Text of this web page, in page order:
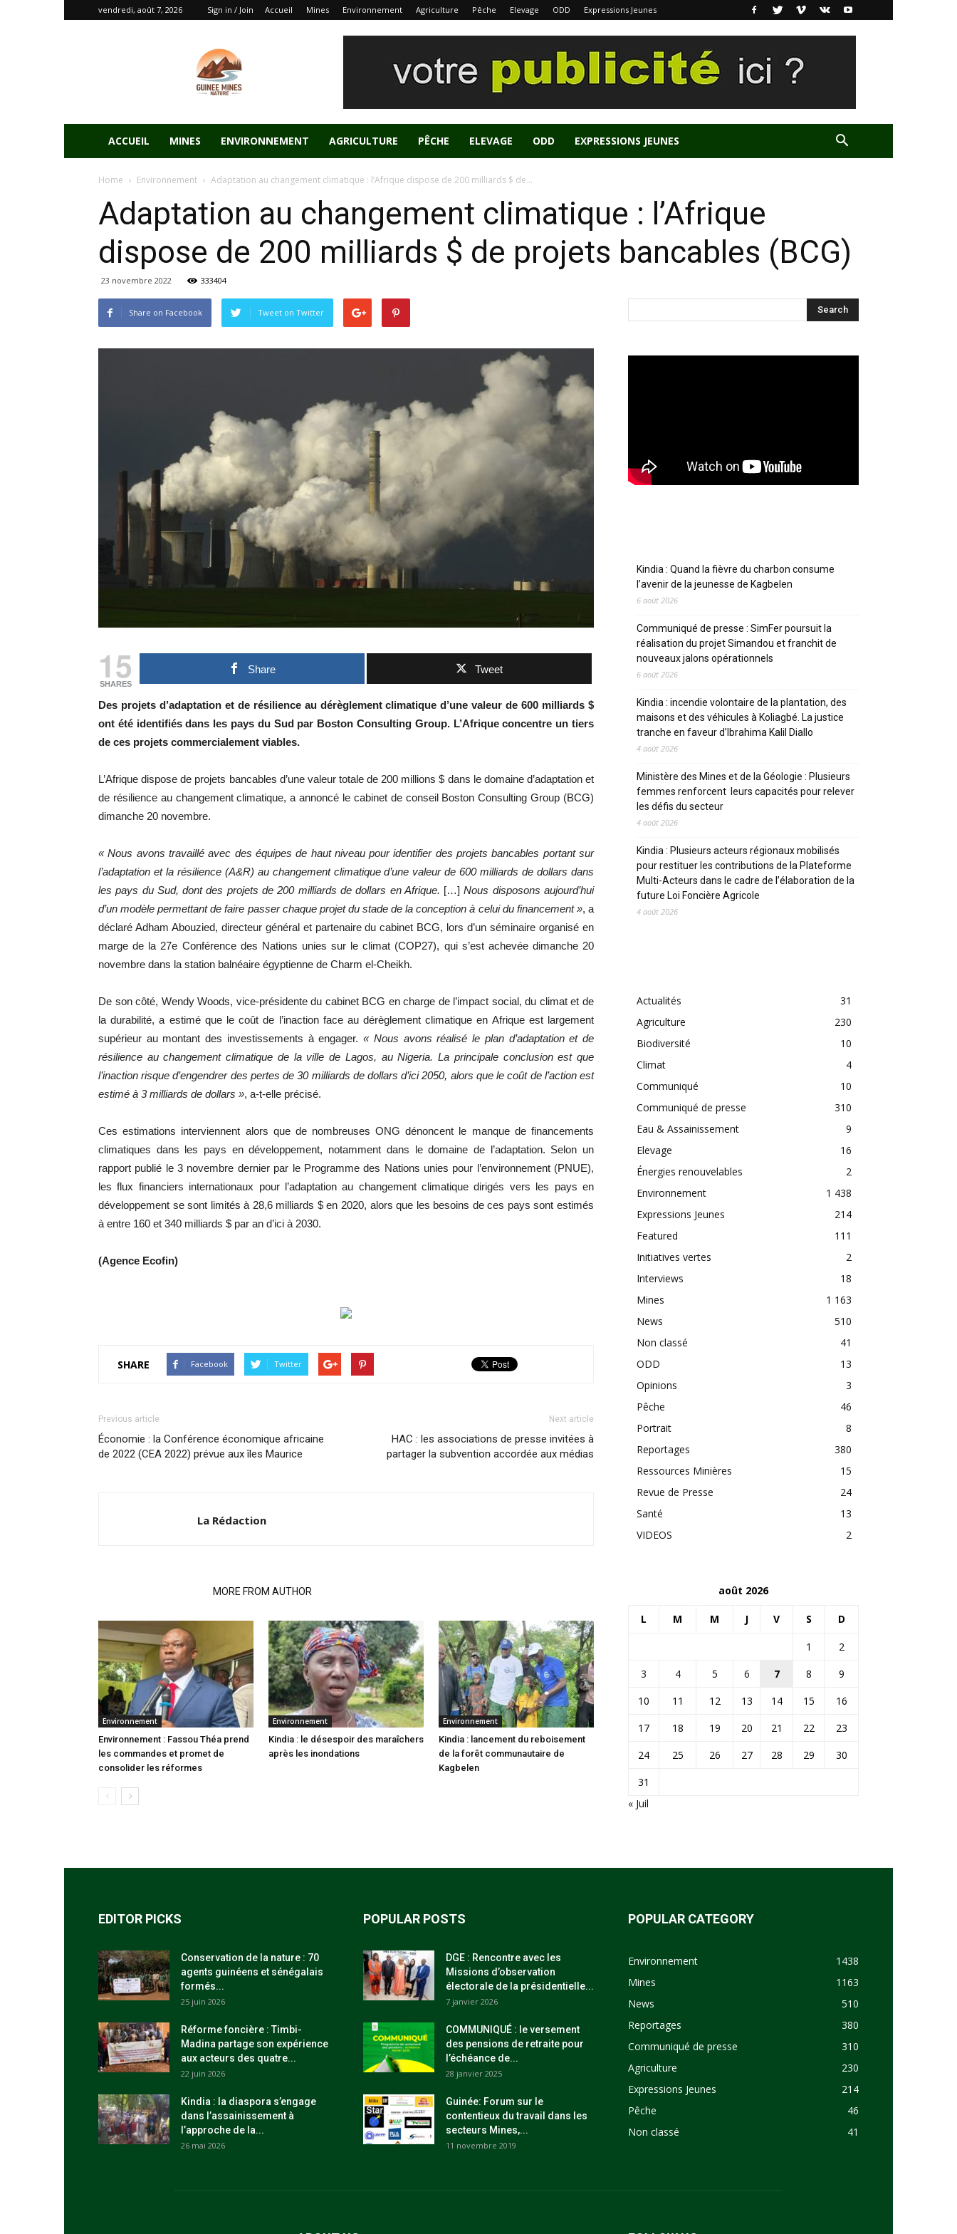
vendredi, août 7, 2026 Sign in / Join Accueil Mines Environnement Agriculture Pêche Elevage ODD Expressions Jeunes
ACCUEIL MINES ENVIRONNEMENT AGRICULTURE PÊCHE ELEVAGE ODD EXPRESSIONS JEUNES
Home Environnement Adaptation au changement climatique : l’Afrique dispose de 200 milliards $ de...
Adaptation au changement climatique : l’Afrique
dispose de 200 milliards $ de projets bancables (BCG)
23 novembre 2022 333404
Share on Facebook Tweet on Twitter
15
SHARES
Share Tweet
Des projets d’adaptation et de résilience au dérèglement climatique d’une valeur de 600 milliards $
ont été identifiés dans les pays du Sud par Boston Consulting Group. L’Afrique concentre un tiers
de ces projets commercialement viables.
L’Afrique dispose de projets bancables d’une valeur totale de 200 millions $ dans le domaine d’adaptation et
de résilience au changement climatique, a annoncé le cabinet de conseil Boston Consulting Group (BCG)
dimanche 20 novembre.
« Nous avons travaillé avec des équipes de haut niveau pour identifier des projets bancables portant sur
l’adaptation et la résilience (A&R) au changement climatique d’une valeur de 600 milliards de dollars dans
les pays du Sud, dont des projets de 200 milliards de dollars en Afrique. […]Nous disposons aujourd’hui
d’un modèle permettant de faire passer chaque projet du stade de la conception à celui du financement », a
déclaré Adham Abouzied, directeur général et partenaire du cabinet BCG, lors d’un séminaire organisé en
marge de la 27e Conférence des Nations unies sur le climat (COP27), qui s’est achevée dimanche 20
novembre dans la station balnéaire égyptienne de Charm el-Cheikh.
De son côté, Wendy Woods, vice-présidente du cabinet BCG en charge de l’impact social, du climat et de
la durabilité, a estimé que le coût de l’inaction face au dérèglement climatique en Afrique est largement
supérieur au montant des investissements à engager.« Nous avons réalisé le plan d’adaptation et de
résilience au changement climatique de la ville de Lagos, au Nigeria. La principale conclusion est que
l’inaction risque d’engendrer des pertes de 30 milliards de dollars d’ici 2050, alors que le coût de l’action est
estimé à 3 milliards de dollars », a-t-elle précisé.
Ces estimations interviennent alors que de nombreuses ONG dénoncent le manque de financements
climatiques dans les pays en développement, notamment dans le domaine de l’adaptation. Selon un
rapport publié le 3 novembre dernier par le Programme des Nations unies pour l’environnement (PNUE),
les flux financiers internationaux pour l’adaptation au changement climatique dirigés vers les pays en
développement se sont limités à 28,6 milliards $ en 2020, alors que les besoins de ces pays sont estimés
à entre 160 et 340 milliards $ par an d’ici à 2030.
(Agence Ecofin)
SHARE Facebook Twitter
Previous article
Économie : la Conférence économique africaine
de 2022 (CEA 2022) prévue aux îles Maurice
Next article
HAC : les associations de presse invitées à
partager la subvention accordée aux médias
La Rédaction
MORE FROM AUTHOR
Environnement
Environnement : Fassou Théa prend
les commandes et promet de
consolider les réformes
Environnement
Kindia : le désespoir des maraîchers
après les inondations
Environnement
Kindia : lancement du reboisement
de la forêt communautaire de
Kagbelen
Kindia : Quand la fièvre du charbon consume
l’avenir de la jeunesse de Kagbelen
6 août 2026
Communiqué de presse : SimFer poursuit la
réalisation du projet Simandou et franchit de
nouveaux jalons opérationnels
6 août 2026
Kindia : incendie volontaire de la plantation, des
maisons et des véhicules à Koliagbé. La justice
tranche en faveur d’Ibrahima Kalil Diallo
4 août 2026
Ministère des Mines et de la Géologie : Plusieurs
femmes renforcent leurs capacités pour relever
les défis du secteur
4 août 2026
Kindia : Plusieurs acteurs régionaux mobilisés
pour restituer les contributions de la Plateforme
Multi-Acteurs dans le cadre de l’élaboration de la
future Loi Foncière Agricole
4 août 2026
Actualités
31
Agriculture
230
Biodiversité
10
Climat
4
Communiqué
10
Communiqué de presse
310
Eau & Assainissement
9
Elevage
16
Énergies renouvelables
2
Environnement
1 438
Expressions Jeunes
214
Featured
111
Initiatives vertes
2
Interviews
18
Mines
1 163
News
510
Non classé
41
ODD
13
Opinions
3
Pêche
46
Portrait
8
Reportages
380
Ressources Minières
15
Revue de Presse
24
Santé
13
VIDEOS
2
août 2026
L M M J V S D
1
2
3
4 5 6 7 8
9
10
11 12 13 14 15
16
17
18 19 20 21 22
23
24
25 26 27 28 29
30
31
« Juil
EDITOR PICKS
Conservation de la nature : 70
agents guinéens et sénégalais
formés...
25 juin 2026
Réforme foncière : Timbi-
Madina partage son expérience
aux acteurs des quatre...
22 juin 2026
Kindia : la diaspora s’engage
dans l’assainissement à
l’approche de la...
26 mai 2026
POPULAR POSTS
DGE : Rencontre avec les
Missions d’observation
électorale de la présidentielle...
7 janvier 2026
COMMUNIQUÉ : le versement
des pensions de retraite pour
l’échéance de...
28 janvier 2025
Guinée: Forum sur le
contentieux du travail dans les
secteurs Mines,...
11 novembre 2019
POPULAR CATEGORY
Environnement
1438
Mines
1163
News
510
Reportages
380
Communiqué de presse
310
Agriculture
230
Expressions Jeunes
214
Pêche
46
Non classé
41